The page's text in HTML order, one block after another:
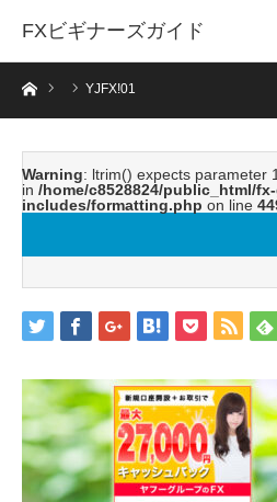
FXビギナーズガイド
ホーム YJFX!01
Warning: ltrim() expects parameter
in /home/c8528824/public_html/
includes/formatting.php on line